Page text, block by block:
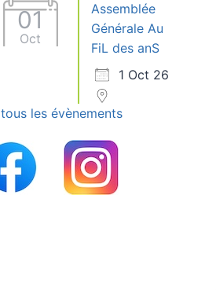
01
Oct
Assemblée
Générale Au
FiL des anS
1 Oct 26
tous les évènements